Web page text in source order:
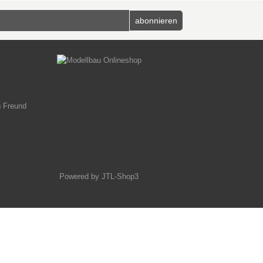
Freund
Powered by JTL-Shop3